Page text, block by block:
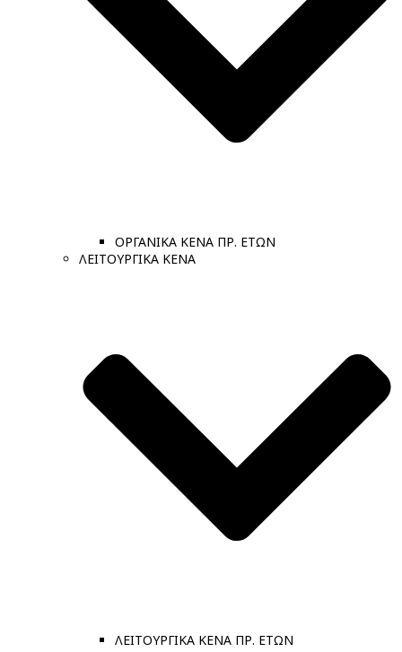
ΟΡΓΑΝΙΚΑ ΚΕΝΑ ΠΡ. ΕΤΩΝ
ΛΕΙΤΟΥΡΓΙΚΑ ΚΕΝΑ
ΛΕΙΤΟΥΡΓΙΚΑ ΚΕΝΑ ΠΡ. ΕΤΩΝ